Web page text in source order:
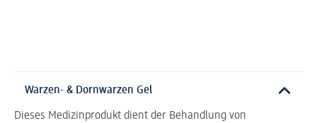
Warzen- & Dornwarzen Gel
Dieses Medizinprodukt dient der Behandlung von